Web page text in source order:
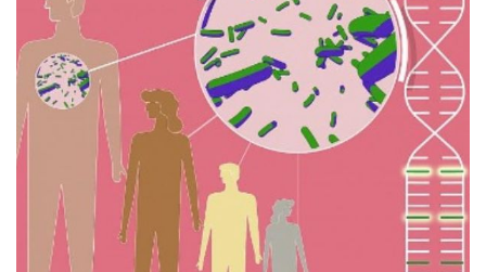
Beni hatırla Şifremi unuttum